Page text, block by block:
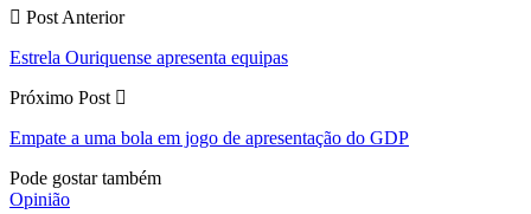
Post Anterior
Estrela Ouriquense apresenta equipas
Próximo Post
Empate a uma bola em jogo de apresentação do GDP
Pode gostar também
Opinião